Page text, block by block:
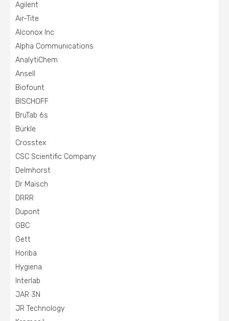
Agilent
Air-Tite
Alconox Inc
Alpha Communications
AnalytiChem
Ansell
Biofount
BISCHOFF
BruTab 6s
Bürkle
Crosstex
CSC Scientific Company
Delmhorst
Dr Maisch
DRRR
Dupont
GBC
Gett
Horiba
Hygiena
Interlab
JAR 3N
JR Technology